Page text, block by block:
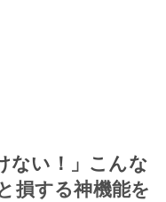
ない！」こんな
損する神機能を